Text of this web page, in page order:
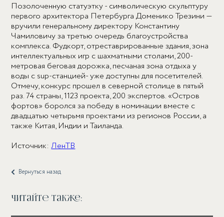
Позолоченную статуэтку - символическую скульптуру
первого архитектора Петербурга Доменико Трезини —
вручили генеральному директору Константину
Чамиловичу за третью очередь благоустройства
комплекса. Фудкорт, отреставрированные здания, зона
интеллектуальных игр с шахматными столами, 200-
метровая беговая дорожка, песчаная зона отдыха у
воды с sup-станцией- уже доступны для посетителей.
Отмечу, конкурс прошел в северной столице в пятый
раз. 74 страны, 1123 проекта, 200 экспертов. «Остров
фортов» боролся за победу в номинации вместе с
двадцатью четырьмя проектами из регионов России, а
также Китая, Индии и Таиланда.
Источник:ЛенТВ
Вернуться назад
Читайте также: